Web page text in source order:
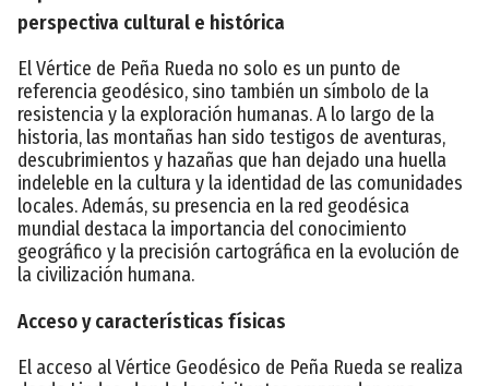
perspectiva cultural e histórica
El Vértice de Peña Rueda no solo es un punto de
referencia geodésico, sino también un símbolo de la
resistencia y la exploración humanas. A lo largo de la
historia, las montañas han sido testigos de aventuras,
descubrimientos y hazañas que han dejado una huella
indeleble en la cultura y la identidad de las comunidades
locales. Además, su presencia en la red geodésica
mundial destaca la importancia del conocimiento
geográfico y la precisión cartográfica en la evolución de
la civilización humana.
Acceso y características físicas
El acceso al Vértice Geodésico de Peña Rueda se realiza